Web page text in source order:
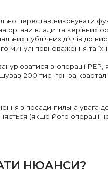
перестав виконувати
органи влади та керівних
публічних діячів до
минулі повноваження та
в операції РЕР,
200 тис. грн за квартал
з посади пильна увага
(якщо його операції
НЮАНСИ?